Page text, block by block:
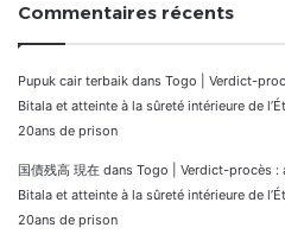
Commentaires récents
Pupuk cair terbaik dans Togo | Verdict-
Bitala et atteinte à la sûreté intérieure de
20ans de prison
国債残高 現在 dans Togo | Verdict-procès :
Bitala et atteinte à la sûreté intérieure de
20ans de prison